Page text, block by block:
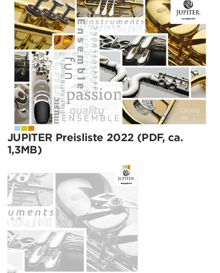
JUPITER Preisliste 2022 (PDF, ca.
1,3MB)